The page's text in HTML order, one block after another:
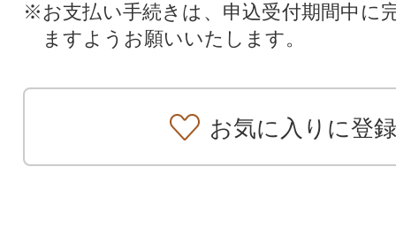
※お支払い手続きは、申込受付期間中に
ますようお願いいたします。
お気に入りに登録